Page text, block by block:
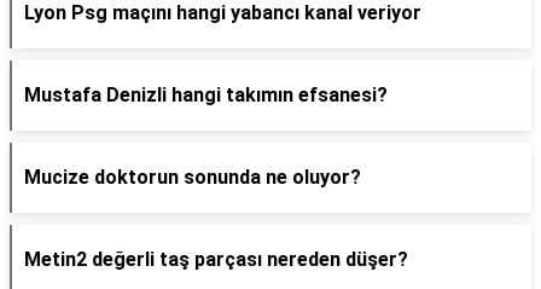
Lyon Psg maçını hangi yabancı kanal veriyor
Mustafa Denizli hangi takımın efsanesi?
Mucize doktorun sonunda ne oluyor?
Metin2 değerli taş parçası nereden düşer?